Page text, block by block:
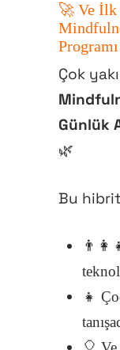
🚀 Ve
Çok
Günlük
🌿
Bu
👧